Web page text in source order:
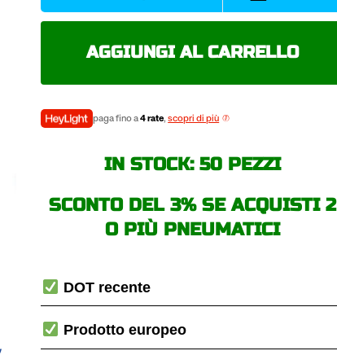
ROAD
120/70
58W
estivi
AGGIUNGI AL CARRELLO
paga fino a4 rate,scopri di più
IN STOCK: 50 PEZZI
SCONTO DEL 3% SE ACQUISTI 2
O PIÙ PNEUMATICI
DOT recente
Prodotto europeo